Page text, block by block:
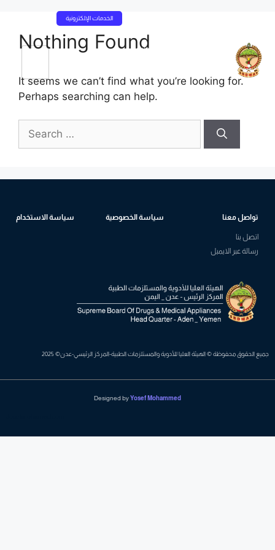
الخدمات الإلكترونية
Nothing Found
It seems we can’t find what you’re looking for.
Perhaps searching can help.
سياسة الاستخدام سياسة الخصوصية تواصل معنا
اتصل بنا
رسالة عبر الايميل
جميع الحقوق محفوظة © الهيئة العليا للأدوية والمستلزمات الطبية-المركز الرئيسي-عدن© 2025
Designed byYosef Mohammed